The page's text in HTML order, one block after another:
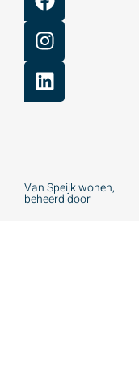
Van Speijk wonen,
beheerd door